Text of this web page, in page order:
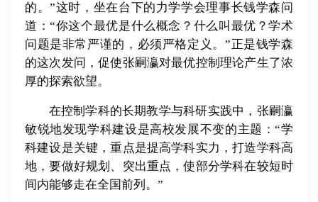
的。”这时，坐在台下的力学学会理事长钱学森问
道：“你这个最优是什么概念？什么叫最优？学术
问题是非常严谨的，必须严格定义。”正是钱学森
的这次发问，促使张嗣瀛对最优控制理论产生了浓
厚的探索欲望。
在控制学科的长期教学与科研实践中，张嗣瀛
敏锐地发现学科建设是高校发展不变的主题：“学
科建设是关键，重点是提高学科实力，打造学科高
地，要做好规划、突出重点，使部分学科在较短时
间内能够走在全国前列。”